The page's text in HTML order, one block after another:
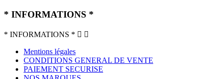
* INFORMATIONS *
* INFORMATIONS *  
Mentions légales
CONDITIONS GENERAL DE VENTE
PAIEMENT SECURISE